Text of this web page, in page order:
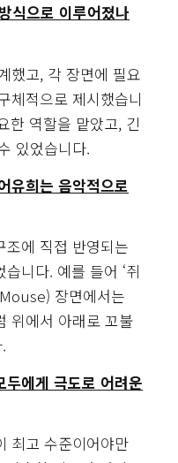
식으로 이루어졌나
했고, 각 장면에 필요
체적으로 제시했습니
한 역할을 맡았고, 긴
있었습니다.
유희는 음악적으로
조에 직접 반영되는
니다. 예를 들어 ‘쥐
장면에서는
위에서 아래로 꼬불
에게 극도로 어려운
최고 수준이어야만